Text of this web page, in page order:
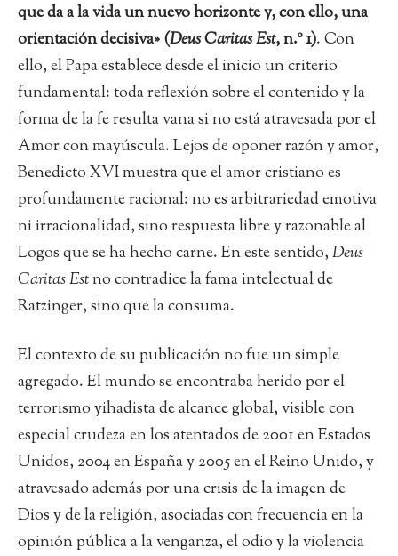
que da a la vida un nuevo horizonte y, con ello, una
orientación decisiva» (Deus Caritas Est, n.º 1). Con
ello, el Papa establece desde el inicio un criterio
fundamental: toda reflexión sobre el contenido y la
forma de la fe resulta vana si no está atravesada por el
Amor con mayúscula. Lejos de oponer razón y amor,
Benedicto XVI muestra que el amor cristiano es
profundamente racional: no es arbitrariedad emotiva
ni irracionalidad, sino respuesta libre y razonable al
Logos que se ha hecho carne. En este sentido,Deus
Caritas Estno contradice la fama intelectual de
Ratzinger, sino que la consuma.
El contexto de su publicación no fue un simple
agregado. El mundo se encontraba herido por el
terrorismo yihadista de alcance global, visible con
especial crudeza en los atentados de 2001 en Estados
Unidos, 2004 en España y 2005 en el Reino Unido, y
atravesado además por una crisis de la imagen de
Dios y de la religión, asociadas con frecuencia en la
opinión pública a la venganza, el odio y la violencia